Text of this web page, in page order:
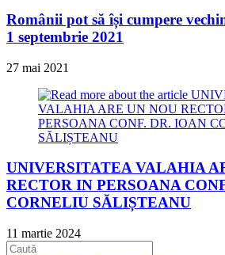
Românii pot să își cumpere
1 septembrie 2021
27 mai 2021
UNIVERSITATEA VALAHIA
RECTOR IN PERSOANA
CORNELIU SĂLIȘTEANU
11 martie 2024